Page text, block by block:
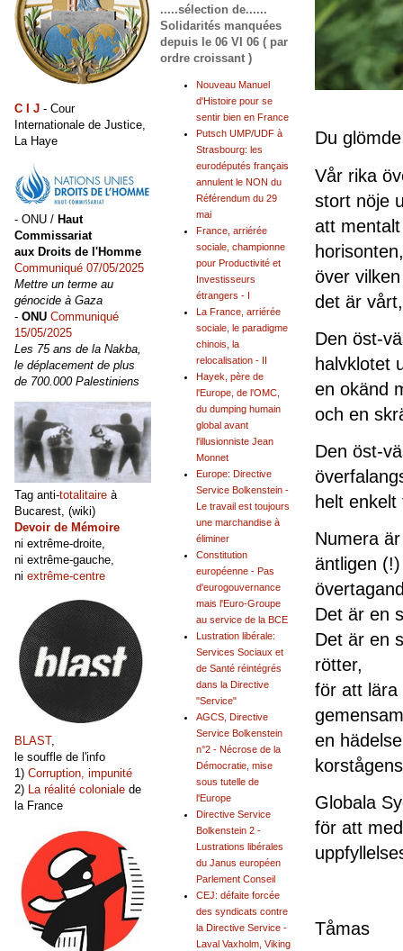
Du
Vår rika
stort nöje
att
horisonten,
över
det är
Den öst-
halvklotet
en okänd
och en
Den öst-
helt
Numera
äntligen
Det är en
Det är en
rötter,
för att lära
en
Globala
för att
.....sélection de......
Solidarités manquées
depuis le 06 VI 06 ( par
ordre croissant )
Nouveau Manuel
d'Histoire pour se
sentir bien en France
Putsch UMP/UDF à
Strasbourg: les
eurodéputés français
annulent le NON du
Référendum du 29
mai
France, arriérée
sociale, championne
pour Productivité et
Investisseurs
étrangers - I
La France, arriérée
sociale, le paradigme
chinois, la
relocalisation - II
Hayek, père de
l'Europe, de l'OMC,
du dumping humain
global avant
l'illusionniste Jean
Monnet
Europe: Directive
Service Bolkenstein -
Le travail est toujours
une marchandise à
éliminer
Constitution
européenne - Pas
d'eurogouvernance
mais l'Euro-Groupe
au service de la BCE
Lustration libérale:
Services Sociaux et
de Santé réintégrés
dans la Directive
"Service"
AGCS, Directive
Service Bolkenstein
n°2 - Nécrose de la
Démocratie, mise
sous tutelle de
l'Europe
Directive Service
Bolkenstein 2 -
Lustrations libérales
du Janus européen
Parlement Conseil
CEJ: défaite forcée
des syndicats contre
la Directive Service -
Laval Vaxholm, Viking
C I J - Cour
Internationale de Justice,
La Haye
- ONU / Haut
Commissariat
aux Droits de l'Homme
Communiqué 07/05/2025
Mettre un terme au
génocide à Gaza
- ONU Communiqué
15/05/2025
Les 75 ans de la Nakba,
le déplacement de plus
de 700.000 Palestiniens
Tag anti-totalitaire à
Bucarest, (wiki)
Devoir de Mémoire
ni extrême-droite,
ni extrême-gauche,
ni extrême-centre
BLAST,
le souffle de l'info
1) Corruption, impunité
2) La réalité coloniale de
la France